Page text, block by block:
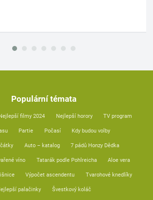
Populární témata
Nejlepší filmy 2024 Nejlepší horory TV program
Partie Počasí Kdy budou volby
Auto – katalog 7 pádů Honzy Dědka
víno Tatarák podle Pohlreicha Aloe vera
Výpočet ascendentu Tvarohové knedlíky
palačinky Švestkový koláč